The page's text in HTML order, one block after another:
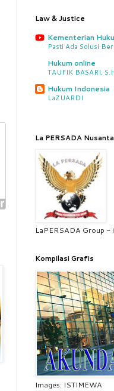
Law & Justice
Kementerian
Pasti Ada Solusi
Hukum online
TAUFIK BASARI,
Hukum Indonesia
LaZUARDI
La PERSADA
LaPERSADA Group -
Kompilasi Grafis
Images: ISTIMEWA